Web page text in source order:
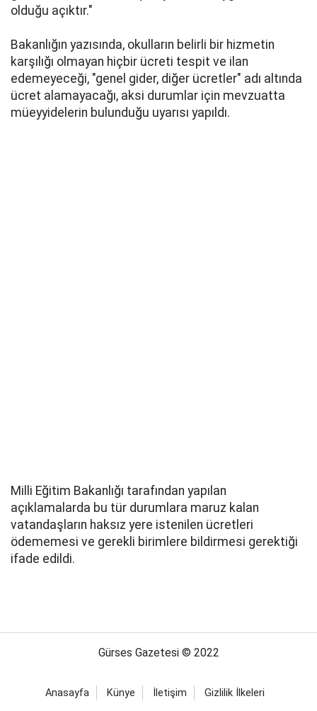
olduğu açıktır."
Bakanlığın yazısında, okulların belirli bir hizmetin
karşılığı olmayan hiçbir ücreti tespit ve ilan
edemeyeceği, "genel gider, diğer ücretler" adı altında
ücret alamayacağı, aksi durumlar için mevzuatta
müeyyidelerin bulunduğu uyarısı yapıldı.
Milli Eğitim Bakanlığı tarafından yapılan
açıklamalarda bu tür durumlara maruz kalan
vatandaşların haksız yere istenilen ücretleri
ödememesi ve gerekli birimlere bildirmesi gerektiği
ifade edildi.
Gürses Gazetesi © 2022
Anasayfa Künye İletişim Gizlilik İlkeleri